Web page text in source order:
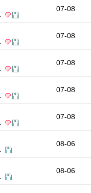
07-08
07-08
07-08
07-08
07-08
08-06
08-06